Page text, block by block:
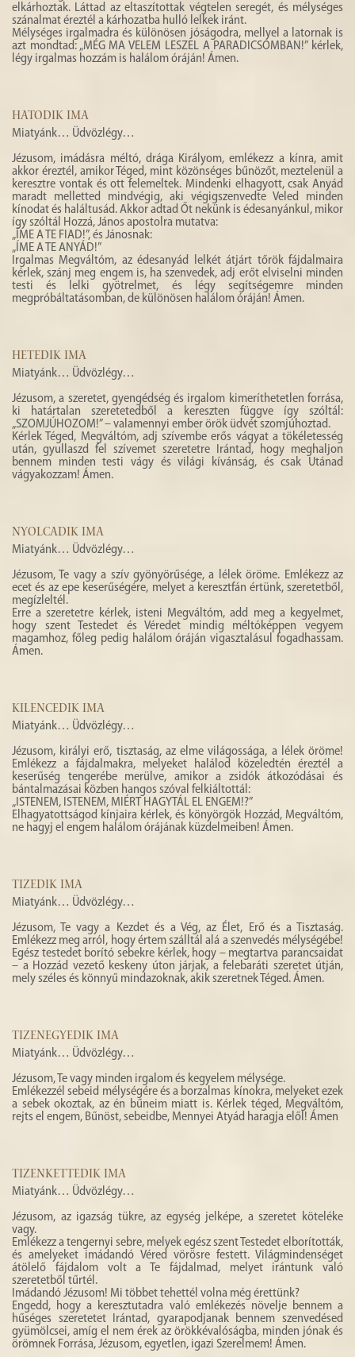
elkárhoztak. Láttad az eltaszítottak végtelen seregét, és mélységes
szánalmat éreztél a kárhozatba hulló lelkek iránt.
Mélységes irgalmadra és különösen jóságodra, mellyel a latornak is
azt mondtad: „MÉG MA VELEM LESZEL A PARADICSOMBAN!” kérlek,
légy irgalmas hozzám is halálom óráján! Ámen.
HATODIK IMA
Miatyánk… Üdvözlégy…
Jézusom, imádásra méltó, drága Királyom, emlékezz a kínra, amit
akkor éreztél, amikor Téged, mint közönséges bűnözőt, meztelenül a
keresztre vontak és ott felemeltek. Mindenki elhagyott, csak Anyád
maradt melletted mindvégig, aki végigszenvedte Veled minden
kínodat és haláltusád. Akkor adtad Őt nekünk is édesanyánkul, mikor
így szóltál Hozzá, János apostolra mutatva:
„ÍME A TE FIAD!”, és Jánosnak:
„ÍME A TE ANYÁD!”
Irgalmas Megváltóm, az édesanyád lelkét átjárt tőrök fájdalmaira
kérlek, szánj meg engem is, ha szenvedek, adj erőt elviselni minden
testi és lelki gyötrelmet, és légy segítségemre minden
megpróbáltatásomban, de különösen halálom óráján! Ámen.
HETEDIK IMA
Miatyánk… Üdvözlégy…
Jézusom, a szeretet, gyengédség és irgalom kimeríthetetlen forrása,
ki határtalan szeretetedből a kereszten függve így szóltál:
„SZOMJÚHOZOM!” – valamennyi ember örök üdvét szomjúhoztad.
Kérlek Téged, Megváltóm, adj szívembe erős vágyat a tökéletesség
után, gyullaszd fel szívemet szeretetre Irántad, hogy meghaljon
bennem minden testi vágy és világi kívánság, és csak Utánad
vágyakozzam! Ámen.
NYOLCADIK IMA
Miatyánk… Üdvözlégy…
Jézusom, Te vagy a szív gyönyörűsége, a lélek öröme. Emlékezz az
ecet és az epe keserűségére, melyet a keresztfán értünk, szeretetből,
megízleltél.
Erre a szeretetre kérlek, isteni Megváltóm, add meg a kegyelmet,
hogy szent Testedet és Véredet mindig méltóképpen vegyem
magamhoz, főleg pedig halálom óráján vigasztalásul fogadhassam.
Ámen.
KILENCEDIK IMA
Miatyánk… Üdvözlégy…
Jézusom, királyi erő, tisztaság, az elme világossága, a lélek öröme!
Emlékezz a fájdalmakra, melyeket halálod közeledtén éreztél a
keserűség tengerébe merülve, amikor a zsidók átkozódásai és
bántalmazásai közben hangos szóval felkiáltottál:
„ISTENEM, ISTENEM, MIÉRT HAGYTÁL EL ENGEM!?”
Elhagyatottságod kínjaira kérlek, és könyörgök Hozzád, Megváltóm,
ne hagyj el engem halálom órájának küzdelmeiben! Ámen.
TIZEDIK IMA
Miatyánk… Üdvözlégy…
Jézusom, Te vagy a Kezdet és a Vég, az Élet, Erő és a Tisztaság.
Emlékezz meg arról, hogy értem szálltál alá a szenvedés mélységébe!
Egész testedet borító sebekre kérlek, hogy – megtartva parancsaidat
– a Hozzád vezető keskeny úton járjak, a felebaráti szeretet útján,
mely széles és könnyű mindazoknak, akik szeretnek Téged. Ámen.
TIZENEGYEDIK IMA
Miatyánk… Üdvözlégy…
Jézusom, Te vagy minden irgalom és kegyelem mélysége.
Emlékezzél sebeid mélységére és a borzalmas kínokra, melyeket ezek
a sebek okoztak, az én bűneim miatt is. Kérlek téged, Megváltóm,
rejts el engem, Bűnöst, sebeidbe, Mennyei Atyád haragja elől! Ámen
TIZENKETTEDIK IMA
Miatyánk… Üdvözlégy…
Jézusom, az igazság tükre, az egység jelképe, a szeretet köteléke
vagy.
Emlékezz a tengernyi sebre, melyek egész szent Testedet elborították,
és amelyeket imádandó Véred vörösre festett. Világmindenséget
átölelő fájdalom volt a Te fájdalmad, melyet irántunk való
szeretetből tűrtél.
Imádandó Jézusom! Mi többet tehettél volna még érettünk?
Engedd, hogy a keresztutadra való emlékezés növelje bennem a
hűséges szeretetet Irántad, gyarapodjanak bennem szenvedésed
gyümölcsei, amíg el nem érek az örökkévalóságba, minden jónak és
örömnek Forrása, Jézusom, egyetlen, igazi Szerelmem! Ámen.